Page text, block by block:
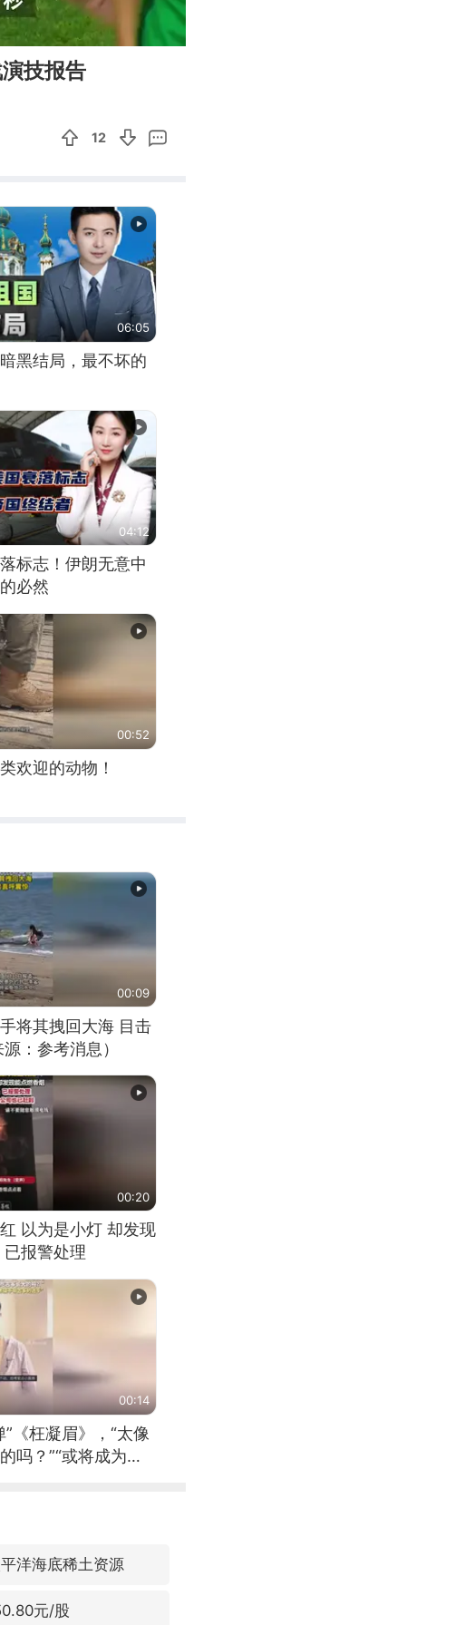
00:56
技报告
12
06:05
黑结局，最不坏的
04:12
标志！伊朗无意中
必然
00:52
欢迎的动物！
00:09
将其拽回大海 目击
：参考消息）
00:20
以为是小灯 却发现
报警处理
00:14
《枉凝眉》，“太像
吗？”“或将成为首
洋海底稀土资源
元/股